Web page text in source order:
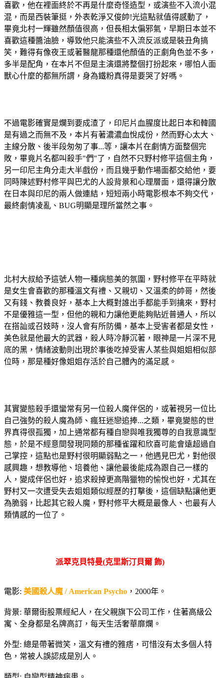
喜歡，他在裡面終於不再是什麼奇怪造型，或演些不入流小混
混，而是西裝筆挺，外表乾淨又俊帥!光這點就值得感動了，
畢竟北村一輝雖然顏值很高，但長相太偏邪氣，早期日本並不
喜歡這種醬油臉，導致他只能演些不入流反派或是裝丑角搞
笑，難得有像夜王或著醫龍那種還他顏值的正劇角色並不多，
多半是配角，在本片不但是主演還將整個打扮起來，哪怕人面
獸心什麼的都無所謂，身為鐵粉真得是要哭了好嗎。
不過電影確實是爛到要成渣了，印尼片血腥度比起日本和韓國
是有過之而無不及，本片有著濃濃血悅成份，然而野心太大、
主線分散、後半段匆匆了事...等，讓本片在劇情方面整個完
敗，畢竟片名都叫殺手"們"了，自然不只野村修平這個主角，
另一印尼主角分走大半戲份，而且幾乎動作場面都交給他，要
同時陳述野村修平與巴尤的人設背景和心理層面，還得讓分散
在日本與印尼的兩人做連結，短短兩小時電影根本不夠交代，
最終劇情凌亂、BUG明顯是理所當然之事。
北村大叔給予這號人物一種病態美的氛圍，野村修平在平時就
是女生會喜歡的那種溫文有禮、又親切、又溫柔的帥哥，然後
又有錢、教養良好，基本上大概對誰出手都能手到擒來，野村
不是優雅這一型，但他的親和力讓他更能夠貼近普通人，所以
在搭訕或召妓時，沒人會有所防備，基本上受害者都是女性，
美色就是他最大的武器，殺人時冷靜沉著，眼神是一片深不見
底的黑，情緒波動則出現於事後吃掉受害人某些與姐姐相似部
位時，那是種好像姐姐存活於自己體內的滿足感。
其實變態殺手還蠻常有另一位殺人魔伴侶的，或著視另一位比
自己強勢的殺人魔為師、瘋狂迷戀追捧...之類，畢竟變態的世
界真得很孤獨，加上通常都有種自戀與唯我獨尊的自我意識型
態，於是不經意間發現同類的那種雀躍和欣喜可能會遠超過自
己掌控，這點也是野村很明顯弱點之一，他遇見巴尤，對他很
感興趣，想教導他、培養他、讓他最後能成為跟自己一樣的
人，變成伴侶也好，追求殺掉更高階獵物的愉悅也好，尤其在
野村又一次遭受失去姐姐類似經歷的打擊後，這個缺點讓他更
為脆弱，比起其它殺人魔，野村修平大概是最像人、也最有人
類情感的一位了。
派翠克貝特曼(克里斯汀貝爾 飾)
電影: 美國殺人魔 / American Psycho ，2000年。
背景: 華爾街股票經紀人，在父親旗下公司工作，住著高級公
寓、全身都是名牌高訂，每天生活奢華靡爛。
外型: 總是帶著微笑，溫文有禮的雅痞，可惜沒有太多個人特
色，常被人誤認成是別人。